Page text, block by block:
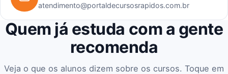
atendimento@portaldecursosrapidos.com.br
Quem já estuda com a gente
recomenda
Veja o que os alunos dizem sobre os cursos. Toque em